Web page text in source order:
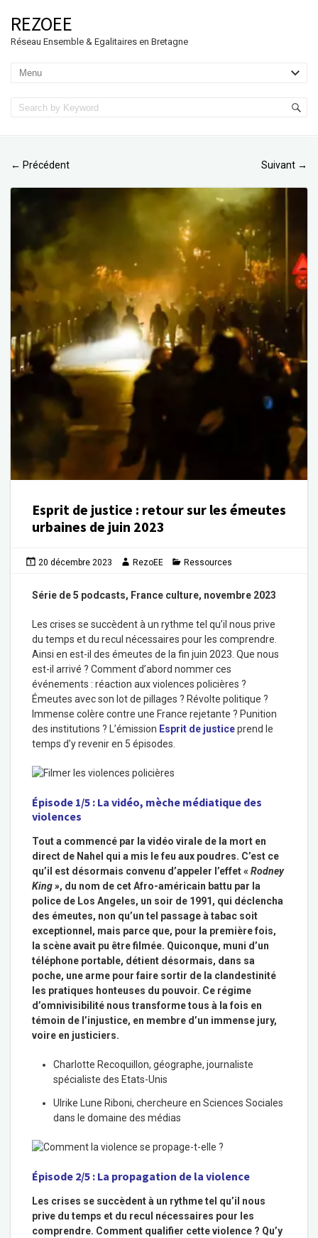
REZOEE
Réseau Ensemble & Egalitaires en Bretagne
← Précédent Suivant →
Esprit de justice : retour sur les émeutes
urbaines de juin 2023
20 décembre 2023 RezoEE Ressources
Série de 5 podcasts, France culture, novembre 2023
Les crises se succèdent à un rythme tel qu’il nous prive
du temps et du recul nécessaires pour les comprendre.
Ainsi en est-il des émeutes de la fin juin 2023. Que nous
est-il arrivé ? Comment d’abord nommer ces
événements : réaction aux violences policières ?
Émeutes avec son lot de pillages ? Révolte politique ?
Immense colère contre une France rejetante ? Punition
des institutions ? L’émission Esprit de justiceprend le
temps d’y revenir en 5 épisodes.
Épisode 1/5 : La vidéo, mèche médiatique des
violences
Tout a commencé par la vidéo virale de la mort en
direct de Nahel qui a mis le feu aux poudres. C’est ce
qu’il est désormais convenu d’appeler l’effet «Rodney
King », du nom de cet Afro-américain battu par la
police de Los Angeles, un soir de 1991, qui déclencha
des émeutes, non qu’un tel passage à tabac soit
exceptionnel, mais parce que, pour la première fois,
la scène avait pu être filmée. Quiconque, muni d’un
téléphone portable, détient désormais, dans sa
poche, une arme pour faire sortir de la clandestinité
les pratiques honteuses du pouvoir. Ce régime
d’omnivisibilité nous transforme tous à la fois en
témoin de l’injustice, en membre d’un immense jury,
voire en justiciers.
Charlotte Recoquillon, géographe, journaliste
spécialiste des Etats-Unis
Ulrike Lune Riboni, chercheure en Sciences Sociales
dans le domaine des médias
Épisode 2/5 : La propagation de la violence
Les crises se succèdent à un rythme tel qu’il nous
prive du temps et du recul nécessaires pour les
comprendre. Comment qualifier cette violence ? Qu’y